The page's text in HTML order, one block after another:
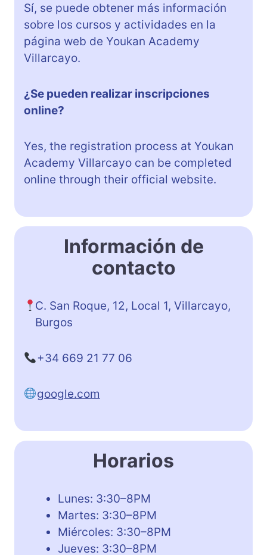
Sí, se puede obtener más información
sobre los cursos y actividades en la
página web de Youkan Academy
Villarcayo.
¿Se pueden realizar inscripciones
online?
Yes, the registration process at Youkan
Academy Villarcayo can be completed
online through their official website.
Información de
contacto
C. San Roque, 12, Local 1, Villarcayo,
Burgos
+34 669 21 77 06
google.com
Horarios
Lunes: 3:30–8PM
Martes: 3:30–8PM
Miércoles: 3:30–8PM
Jueves: 3:30–8PM